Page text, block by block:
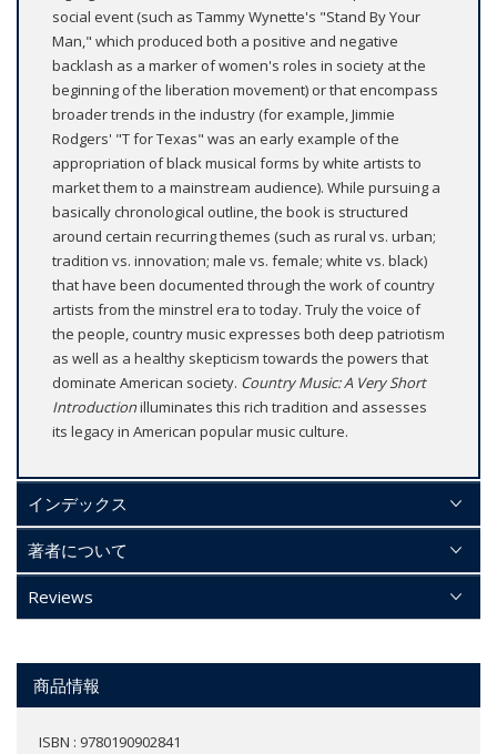
social event (such as Tammy Wynette's "Stand By Your
Man," which produced both a positive and negative
backlash as a marker of women's roles in society at the
beginning of the liberation movement) or that encompass
broader trends in the industry (for example, Jimmie
Rodgers' "T for Texas" was an early example of the
appropriation of black musical forms by white artists to
market them to a mainstream audience). While pursuing a
basically chronological outline, the book is structured
around certain recurring themes (such as rural vs. urban;
tradition vs. innovation; male vs. female; white vs. black)
that have been documented through the work of country
artists from the minstrel era to today. Truly the voice of
the people, country music expresses both deep patriotism
as well as a healthy skepticism towards the powers that
dominate American society. Country Music: A Very Short
Introductionilluminates this rich tradition and assesses
its legacy in American popular music culture.
インデックス
著者について
Reviews
商品情報
ISBN : 9780190902841